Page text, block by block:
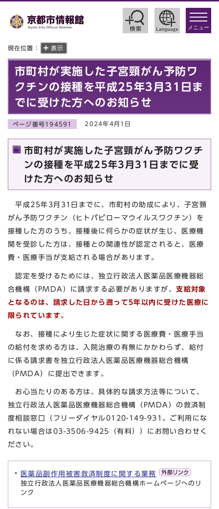
toggle
メニュー
現在位置： 表示
市町村が実施した子宮頸がん予防ワ
クチンの接種を平成25年3月31日ま
でに受けた方へのお知らせ
ページ番号194591 2024年4月1日
市町村が実施した子宮頸がん予防ワクチ
ンの接種を平成25年3月31日までに受
けた方へのお知らせ
平成25年3月31日までに、市町村の助成により、子宮頸
がん予防ワクチン（ヒトパピローマウイルスワクチン）を
接種した方のうち、接種後に何らかの症状が生じ、医療機
関を受診した方は、接種との関連性が認定されると、医療
費・医療手当が支給される場合があります。
認定を受けるためには、独立行政法人医薬品医療機器総
合機構（PMDA）に請求する必要がありますが、支給対象
となるのは、請求した日から遡って5年以内に受けた医療に
限られています。
なお、接種により生じた症状に関する医療費・医療手当
の給付を求める方は、入院治療の有無にかかわらず、給付
に係る請求書を独立行政法人医薬品医療機器総合機構
（PMDA）に提出できます。
お心当たりのある方は、具体的な請求方法等について、
独立行政法人医薬品医療機器総合機構（PMDA）の救済制
度相談窓口（フリーダイヤル0120-149-931。ご利用にな
れない場合は03-3506-9425（有料））にお問い合わせく
ださい。
医薬品副作用被害救済制度に関する業務
独立行政法人医薬品医療機器総合機構ホームページへのリ
ンク